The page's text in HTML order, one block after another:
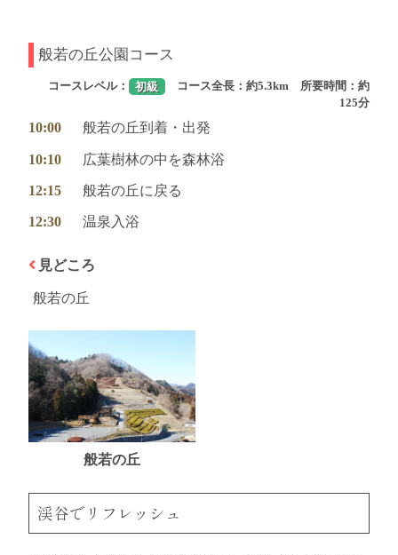
般若の丘公園コース
コースレベル： 初級
コース全長：約5.3km 所要時間：約
125分
10:00 般若の丘到着・出発
10:10 広葉樹林の中を森林浴
12:15 般若の丘に戻る
12:30 温泉入浴
見どころ
般若の丘
般若の丘
渓谷でリフレッシュ